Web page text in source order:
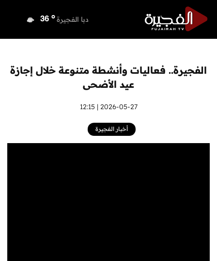
دبا الفجيرة 36 o
أم القيوين 36 o
راس الخيمة
الفجيرة
الفجيرة.. فعاليات وأنشطة متنوعة خلال إجازة
عيد الأضحى
2026-05-27 | 12:15
أخبار الفجيرة